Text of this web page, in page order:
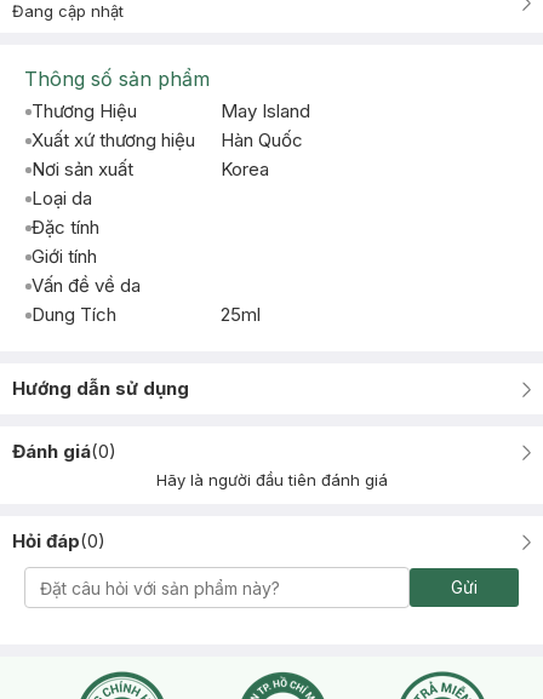
Đang cập nhật
Thông số sản phẩm
Thương Hiệu
May Island
Xuất xứ thương hiệu
Hàn Quốc
Nơi sản xuất
Korea
Loại da
Đặc tính
Giới tính
Vấn đề về da
Dung Tích
25ml
Hướng dẫn sử dụng
Đánh giá(0)
Hãy là người đầu tiên đánh giá
Hỏi đáp(0)
Gửi